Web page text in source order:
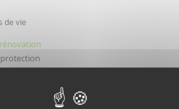
de vie
Thumesnil et ses environs